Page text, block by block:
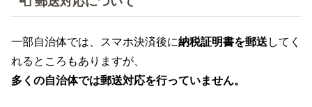
一部自治体では、スマホ決済後に納税証明書を郵送 してく
れるところもありますが、
多くの自治体では郵送対応を行っていません。